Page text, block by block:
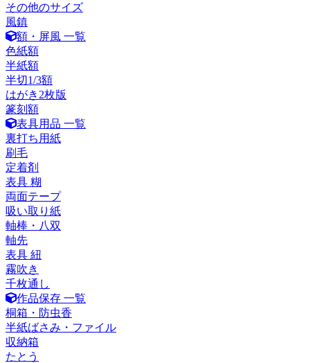
その他のサイズ
風鎮
額・屏風 一覧
色紙額
半紙額
半切1/3額
はがき2枚版
篆刻額
表具用品 一覧
裏打ち用紙
刷毛
定着剤
表具 糊
両面テープ
吸い取り紙
軸棒・八双
軸先
表具 紐
霧吹き
千枚通し
作品保存 一覧
桐箱・防虫香
半紙ばさみ・ファイル
収納箱
たとう